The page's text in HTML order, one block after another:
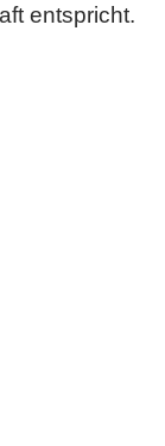
entspricht.